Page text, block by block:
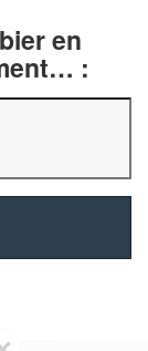
en
: